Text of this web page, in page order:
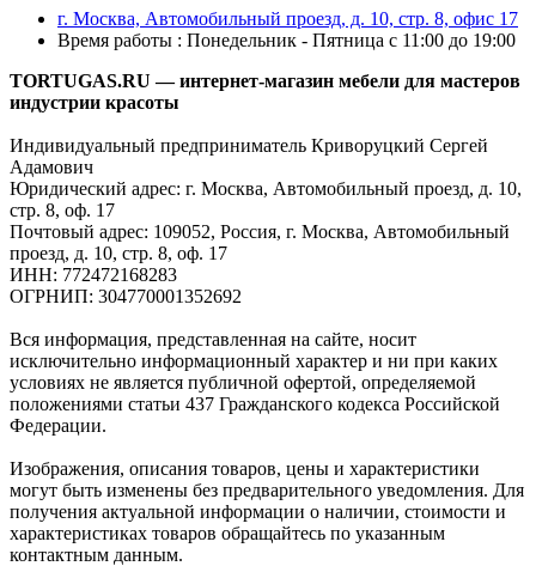
г. Москва, Автомобильный проезд, д. 10, стр. 8, офис 17
Время работы : Понедельник - Пятница с 11:00 до 19:00
TORTUGAS.RU — интернет-магазин мебели для мастеров
индустрии красоты
Индивидуальный предприниматель Криворуцкий Сергей
Адамович
Юридический адрес: г. Москва, Автомобильный проезд, д. 10,
стр. 8, оф. 17
Почтовый адрес: 109052, Россия, г. Москва, Автомобильный
проезд, д. 10, стр. 8, оф. 17
ИНН: 772472168283
ОГРНИП: 304770001352692
Вся информация, представленная на сайте, носит
исключительно информационный характер и ни при каких
условиях не является публичной офертой, определяемой
положениями статьи 437 Гражданского кодекса Российской
Федерации.
Изображения, описания товаров, цены и характеристики
могут быть изменены без предварительного уведомления. Для
получения актуальной информации о наличии, стоимости и
характеристиках товаров обращайтесь по указанным
контактным данным.